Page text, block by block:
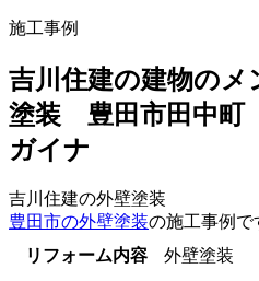
施工事例
吉川住建の建物の
塗装 豊田市田中
ガイナ
吉川住建の外壁塗装
豊田市の外壁塗装の施工事例で
リフォーム内容
外壁塗装